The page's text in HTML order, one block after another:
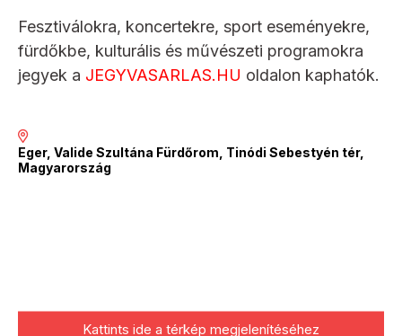
Fesztiválokra, koncertekre, sport eseményekre,
fürdőkbe, kulturális és művészeti programokra
jegyek a JEGYVASARLAS.HU oldalon kaphatók.
Eger, Valide Szultána Fürdőrom, Tinódi Sebestyén tér,
Magyarország
Kattints ide a térkép megjelenítéséhez